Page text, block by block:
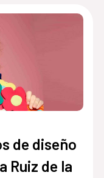
de diseño
Ruiz de la